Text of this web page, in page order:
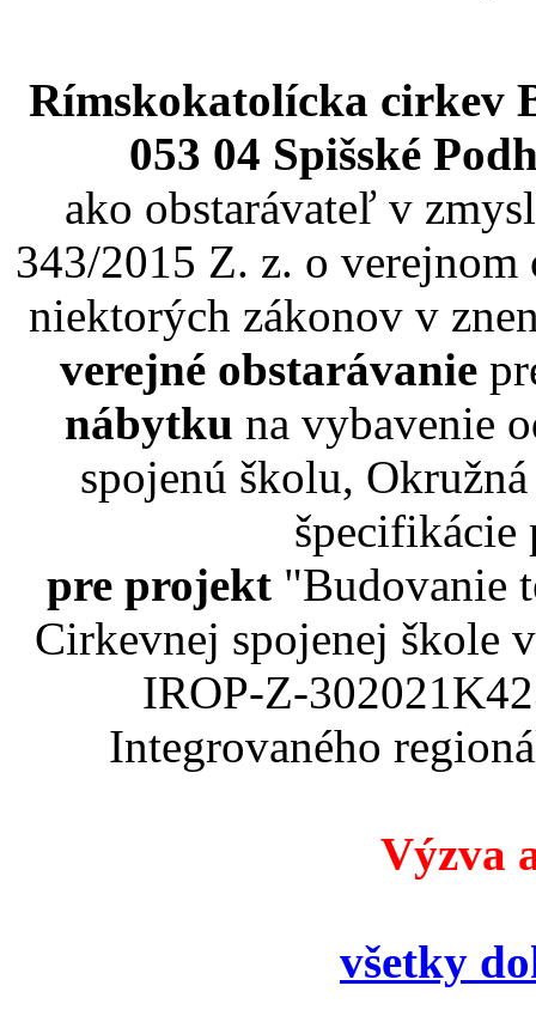
Rímskokatolícka cirkev
053 04 Spišské
ako obstarávateľ v
343/2015 Z. z. o verejnom
niektorých zákonov v
verejné obstarávanie
nábytku na vybavenie
spojenú školu,
špecifikácie
pre projekt "Budovanie
Cirkevnej spojenej
IROP-Z-
Integrovaného
Výzva
všetky